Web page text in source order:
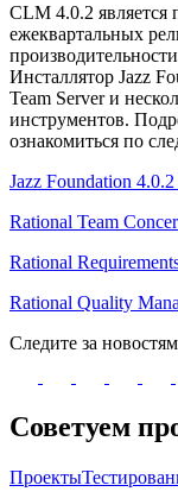
CLM 4.0.2 является
ежеквартальных
Инсталлятор Jazz
Team Server и
инструментов.
ознакомиться по
Jazz Foundation
Rational Team
Rational
Rational Quality
Следите за
Советуем
Проекты